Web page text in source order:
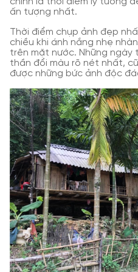
ấn tượng nhất.
Thời điểm chụp ảnh đẹp
chiều khi ánh nắng nhẹ
trên mặt nước. Những ngày
thần đổi màu rõ nét nhất,
được những bức ảnh độc